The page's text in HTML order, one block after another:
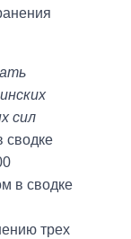
сил
сводке
в сводке
трех